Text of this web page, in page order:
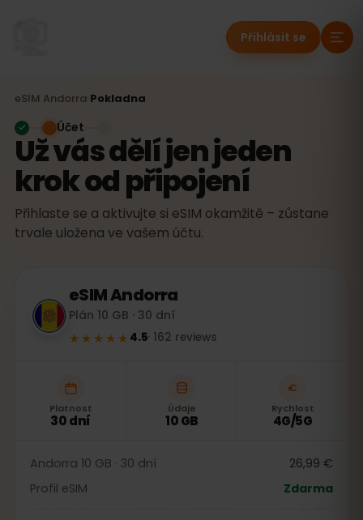
Přihlásit se
eSIM Andorra Pokladna
Už vás dělí jen jeden
krok od připojení
Přihlaste se a aktivujte si eSIM okamžitě – zůstane
trvale uložena ve vašem účtu.
Účet
eSIMAndorra
Plán 10 GB · 30 dní
★★★★★ 4.5· 162 reviews
Platnost
30 dní
Údaje
10 GB
Rychlost
4G/5G
Andorra 10 GB · 30 dní
26,99 €
Profil eSIM
Zdarma